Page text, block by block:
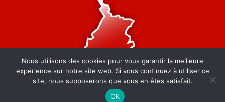
© GAB 65 - 2022-2026 - Mentions légales -Politique de
confidentialité
Nous utilisons des cookies pour vous garantir la meilleure
expérience sur notre site web. Si vous continuez à utiliser ce
site, nous supposerons que vous en êtes satisfait.
OK